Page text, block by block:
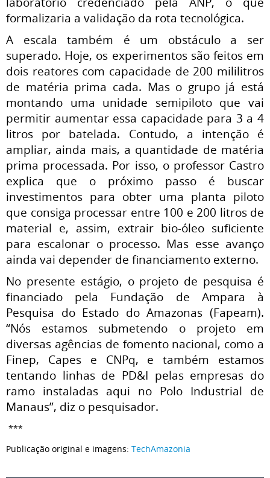
formalizaria a validação da rota tecnológica.
A escala também é um obstáculo a ser
superado. Hoje, os experimentos são feitos em
dois reatores com capacidade de 200 mililitros
de matéria prima cada. Mas o grupo já está
montando uma unidade semipiloto que vai
permitir aumentar essa capacidade para 3 a 4
litros por batelada. Contudo, a intenção é
ampliar, ainda mais, a quantidade de matéria
prima processada. Por isso, o professor Castro
explica que o próximo passo é buscar
investimentos para obter uma planta piloto
que consiga processar entre 100 e 200 litros de
material e, assim, extrair bio-óleo suficiente
para escalonar o processo. Mas esse avanço
ainda vai depender de financiamento externo.
No presente estágio, o projeto de pesquisa é
financiado pela Fundação de Ampara à
Pesquisa do Estado do Amazonas (Fapeam).
“Nós estamos submetendo o projeto em
diversas agências de fomento nacional, como a
Finep, Capes e CNPq, e também estamos
tentando linhas de PD&I pelas empresas do
ramo instaladas aqui no Polo Industrial de
Manaus”, diz o pesquisador.
***
Publicação original e imagens: TechAmazonia